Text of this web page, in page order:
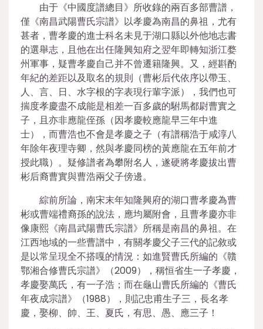
由于《中國度譜總目》所收錄的兩百多部曹譜，
僅《南昌武陽曹氏宗譜》以孝慶為南昌的鼻祖，尤有
甚者，曹孝慶的進士科名未見于湖口縣以外他地志書
的選舉志，且他在出任隆興知府之翌年即轉知浙江婺
州軍事，疑曹孝慶自己并不曾遷籍隆興。又，經斟酌
年紀的差距以及取名的規則（曹彬后代依序以帶玉、
人、言、日、水字根的字表現行輩字派），我們也可
揣度孝慶盡不成能是相差一百多歲的駙馬都尉曹實之
子，且亦非應龍侄孫（因孝慶較應龍早三年中進
士），而曹浩也不會是孝慶之子（有譜稱浩于咸淳八
年除年夜理寺卿，然與孝慶同榜的黃應龍在五年前才
授此職）。疑修譜者為攀附名人，遂硬將孝慶拔出曹
彬后裔曹實與曹浩兩父子傍邊。
綜前所論，南宋末年知隆興府的湖口曹孝慶為曹
彬或曹端禮裔孫的說法，應均屬附會，且曹孝慶亦非
像康熙《南昌武陽曹氏宗譜》所稱是南昌的鼻祖。在
江西地域的一些曹譜中，有關孝慶父子三代的記敘或
是以常呈現全不搭嘎的情況：如進賢曹氏所編的《贛
鄂湘合修曹氏宗譜》（2009），稱恒省生一子孝慶，
孝慶娶萬氏，有一子浩；而在龜山曹氏所編的《曹氏
年夜成宗譜》（1988），則記忠甫生子三，長名孝
慶，娶柳、帥、王、夏氏，有思、愚、應三子！